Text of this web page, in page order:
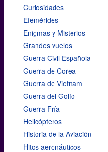
Curiosidades
Efemérides
Enigmas y Misterios
Grandes vuelos
Guerra Civil Española
Guerra de Corea
Guerra de Vietnam
Guerra del Golfo
Guerra Fría
Helicópteros
Historia de la Aviación
Hitos aeronáuticos